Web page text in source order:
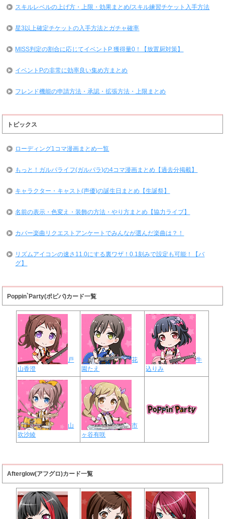
スキルレベルの上げ方・上限・効果まとめ/スキル練習チケット入手方法
星3以上確定チケットの入手方法とガチャ確率
MISS判定の割合に応じてイベントP 獲得量0！【放置厨対策】
イベントPの非常に効率良い集め方まとめ
フレンド機能の申請方法・承認・拡張方法・上限まとめ
トピックス
ローディング1コマ漫画まとめ一覧
もっと！ガルパライフ(ガルパラ)の4コマ漫画まとめ【過去分掲載】
キャラクター・キャスト(声優)の誕生日まとめ【生誕祭】
名前の表示・色変え・装飾の方法・やり方まとめ【協力ライブ】
カバー楽曲リクエストアンケートでみんなが選んだ楽曲は？！
リズムアイコンの速さ11.0にする裏ワザ！0.1刻みで設定も可能！【バ
グ】
Poppin`Party(ポピパ)カード一覧
戸
山香澄
花
園たえ
牛
込りみ
山
吹沙綾
市
ヶ谷有咲
Afterglow(アフグロ)カード一覧